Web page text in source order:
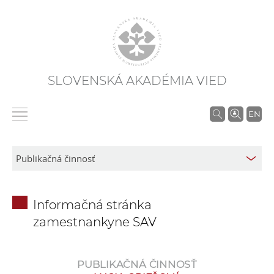
SLOVENSKÁ AKADÉMIA VIED
EN
V
Informačná stránka
zamestnankyne SAV
PUBLIKAČNÁ ČINNOSŤ